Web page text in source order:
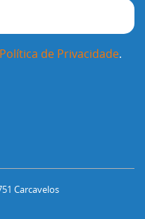
Política de Privacidade.
Carcavelos